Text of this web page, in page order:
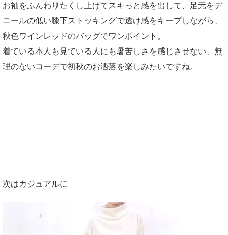
お袖をふんわりたくし上げてスキっと感を出して、足元をデ
ニールの低い膝下ストッキングで透け感をキープしながら、
秋色ワインレッドのバッグでワンポイント。
着ている本人も見ている人にも暑苦しさを感じさせない、無
理のないコーデで初秋のお洒落を楽しみたいですね。
次はカジュアルに